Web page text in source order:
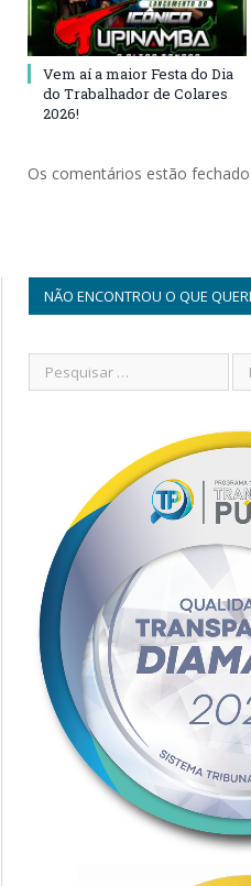
Vem aí a maior Festa do Dia
do Trabalhador de Colares
2026!
Os comentários estão
NÃO ENCONTROU O QUE